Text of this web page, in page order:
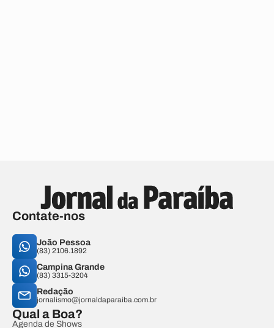
Contate-nos
João Pessoa
(83) 2106.1892
Campina Grande
(83) 3315-3204
Redação
jornalismo@jornaldaparaiba.com.br
Qual a Boa?
Agenda de Shows